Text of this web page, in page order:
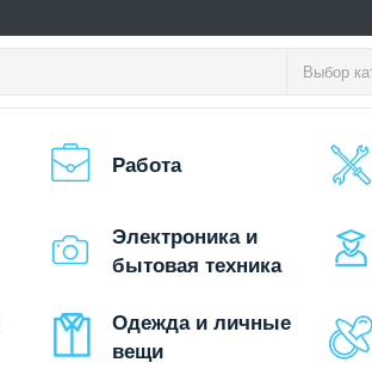
Выбор
Работа
Электроника и
бытовая техника
Одежда и личные
вещи